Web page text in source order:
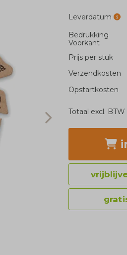
Leverdatum
Bedrukking
Voorkant
Prijs per stuk
Verzendkosten
Opstartkosten
Totaal excl. BTW